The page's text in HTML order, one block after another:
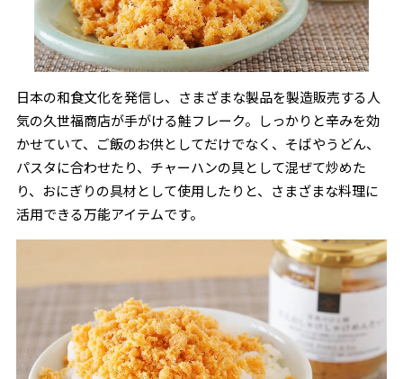
日本の和食文化を発信し、さまざまな製品を製造販売する人
気の久世福商店が手がける鮭フレーク。しっかりと辛みを効
かせていて、ご飯のお供としてだけでなく、そばやうどん、
パスタに合わせたり、チャーハンの具として混ぜて炒めた
り、おにぎりの具材として使用したりと、さまざまな料理に
活用できる万能アイテムです。